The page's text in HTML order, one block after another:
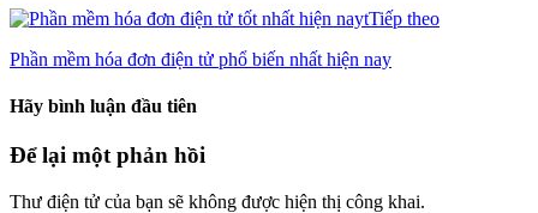
Tiếp theo
Phần mềm hóa đơn điện tử phổ biến nhất hiện nay
Hãy bình luận đầu tiên
Để lại một phản hồi
Thư điện tử của bạn sẽ không được hiện thị công khai.